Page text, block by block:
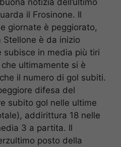
il Frosinone. Il
giornate è peggiorato,
è da inizio
subisce in media più tiri
ultimamente si è
il numero di gol subiti.
difesa del
subito gol nelle ultime
addirittura 18 nelle
3 a partita. Il
posto della